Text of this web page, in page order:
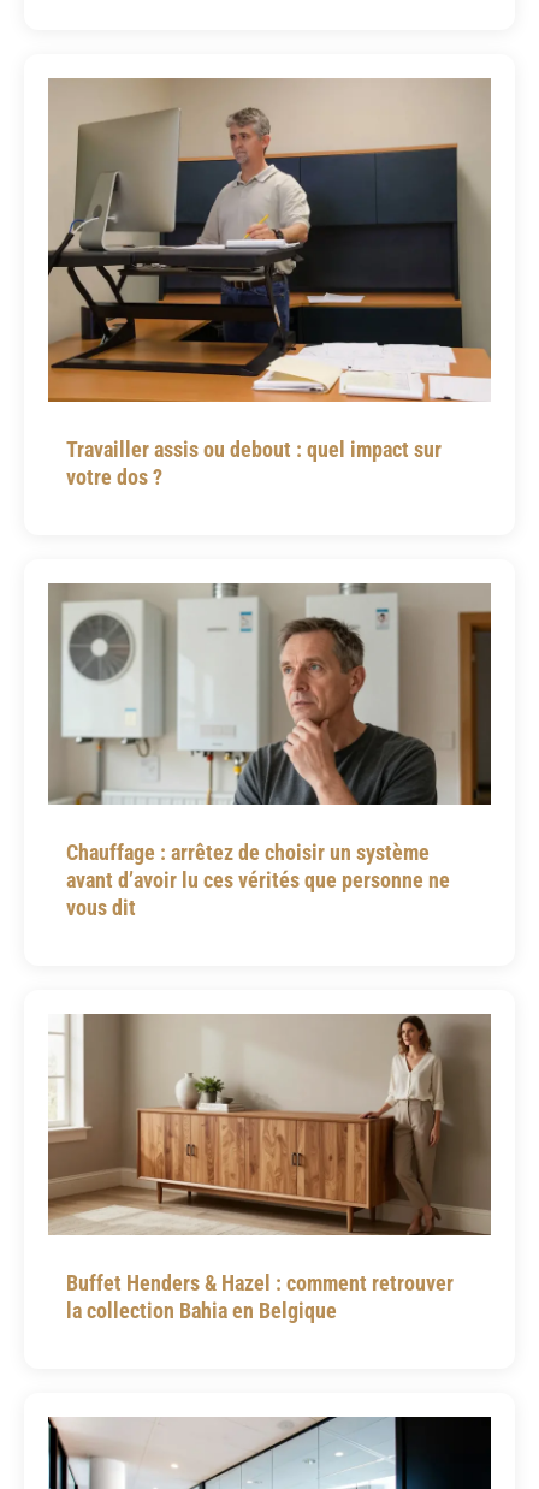
Travailler assis ou debout : quel impact sur
votre dos ?
Chauffage : arrêtez de choisir un système
avant d’avoir lu ces vérités que personne ne
vous dit
Buffet Henders & Hazel : comment retrouver
la collection Bahia en Belgique